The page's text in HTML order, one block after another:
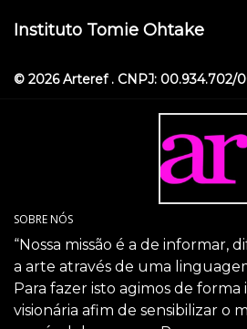
Instituto Tomie Ohtake
© 2026 Arteref . CNPJ: 00.934.702/
SOBRE NÓS
“Nossa missão é a de informar,
a arte através de uma
Para fazer isto agimos de forma
visionária afim de sensibilizar o